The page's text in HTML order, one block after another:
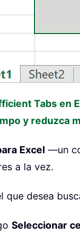
Tabs en
y reduzca
Excel —un
a la vez.
que desea
Seleccionar